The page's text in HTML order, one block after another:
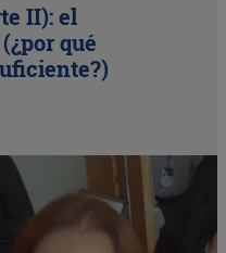
II): el
qué